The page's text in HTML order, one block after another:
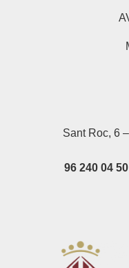
Sant Roc, 6
96 240 04